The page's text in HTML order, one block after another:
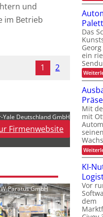
und
im Betrieb
1 2
Yale Deutschland GmbH
Firmenwebsite
Paratus GmbH
Das
ein
Mit
mit
KI-
Vor
dem